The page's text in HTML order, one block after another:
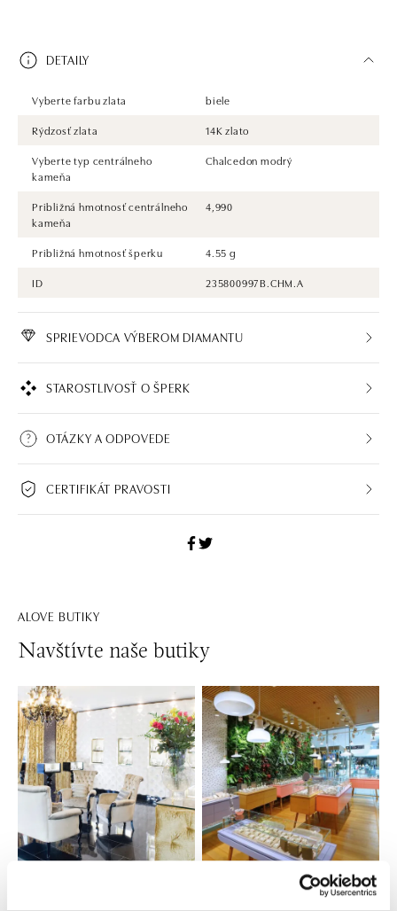
DETAILY
Vyberte farbu zlata
biele
Rýdzosť zlata
14K zlato
Vyberte typ centrálneho
kameňa
Chalcedon modrý
Približná hmotnosť centrálneho
kameňa
4,990
Približná hmotnosť šperku
4.55 g
ID
235800997B.CHM.A
SPRIEVODCA VÝBEROM DIAMANTU
STAROSTLIVOSŤ O ŠPERK
OTÁZKY A ODPOVEDE
CERTIFIKÁT PRAVOSTI
ALOVE BUTIKY
Navštívte naše butiky